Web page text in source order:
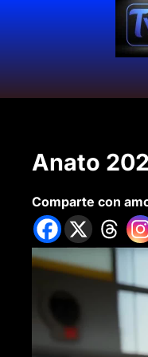
Anato
Comparte con